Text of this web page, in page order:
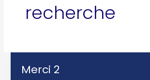
recherche
Merci 2